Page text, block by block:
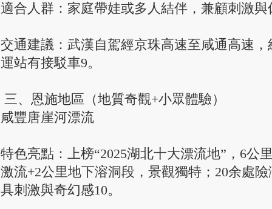
適合人群：家庭帶娃或多人結伴，兼顧刺激與
交通建議：武漢自駕經京珠高速至咸通高速
運站有接駁車9。
三、恩施地區（地質奇觀+小眾體驗）
咸豐唐崖河漂流
特色亮點：上榜“2025湖北十大漂流地”，6公
激流+2公里地下溶洞段，景觀獨特；20余處
具刺激與奇幻感10。